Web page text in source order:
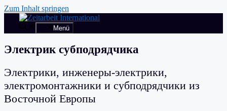
Zum Inhalt springen
Menü
Электрик субподрядчика
Электрики, инженеры-электрики,
электромонтажники и субподрядчики из
Восточной Европы